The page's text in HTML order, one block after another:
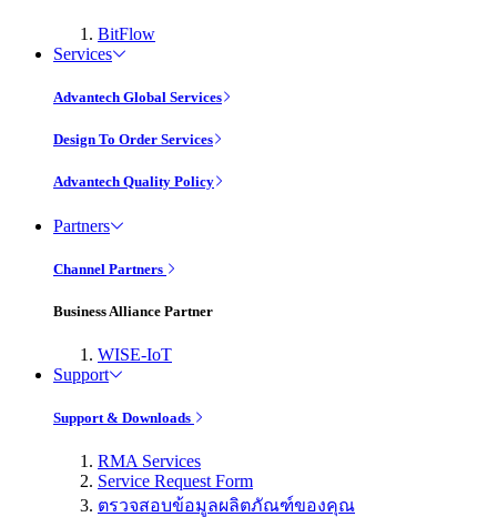
BitFlow
Services
Advantech Global Services
Design To Order Services
Advantech Quality Policy
Partners
Channel Partners
Business Alliance Partner
WISE-IoT
Support
Support & Downloads
RMA Services
Service Request Form
ตรวจสอบข้อมูลผลิตภัณฑ์ของคุณ